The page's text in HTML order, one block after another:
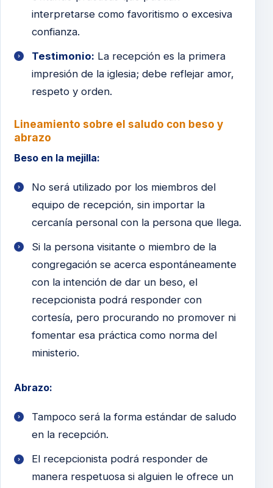
interpretarse como favoritismo o excesiva
confianza.
Testimonio: La recepción es la primera
impresión de la iglesia; debe reflejar amor,
respeto y orden.
Lineamiento sobre el saludo con beso y
abrazo
Beso en la mejilla:
No será utilizado por los miembros del
equipo de recepción, sin importar la
cercanía personal con la persona que llega.
Si la persona visitante o miembro de la
congregación se acerca espontáneamente
con la intención de dar un beso, el
recepcionista podrá responder con
cortesía, pero procurando no promover ni
fomentar esa práctica como norma del
ministerio.
Abrazo:
Tampoco será la forma estándar de saludo
en la recepción.
El recepcionista podrá responder de
manera respetuosa si alguien le ofrece un